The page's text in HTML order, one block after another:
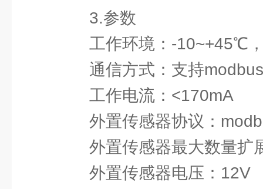
3.参数
工作环境：-10~+45℃，
通信方式：支持
工作电流：<170mA
外置传感器协议：
外置传感器最大数量扩
外置传感器电压：12V